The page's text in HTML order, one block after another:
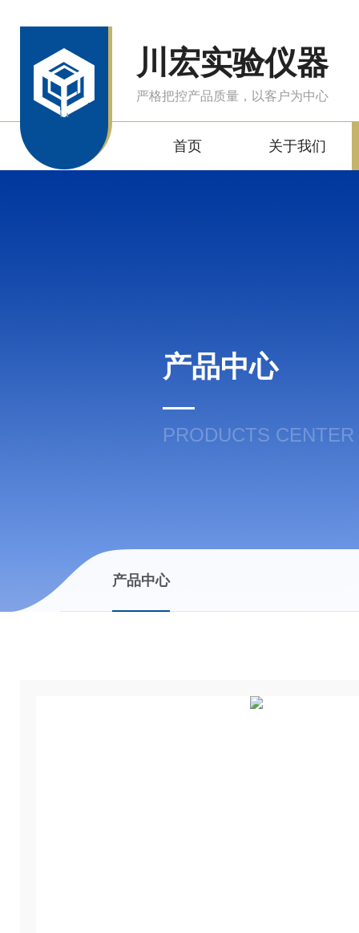
川宏实验仪器
严格把控产品质量，以客户为中心
首页 关于我们
产品中心
PRODUCTS CENTER
产品中心